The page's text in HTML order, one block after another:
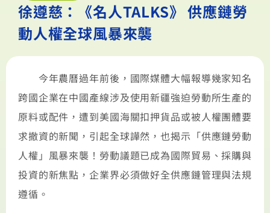
徐遵慈：《名人TALKS》 供應鏈勞
動人權全球風暴來襲
今年農曆過年前後，國際媒體大幅報導幾家知名
跨國企業在中國產線涉及使用新疆強迫勞動所生產的
原料或配件，遭到美國海關扣押貨品或被人權團體要
求撤資的新聞，引起全球譁然，也揭示「供應鏈勞動
人權」風暴來襲！勞動議題已成為國際貿易、採購與
投資的新焦點，企業界必須做好全供應鏈管理與法規
遵循。